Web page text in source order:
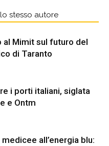
stesso autore
al Mimit sul futuro del
di Taranto
i porti italiani, siglata
e Ontm
all’energia blu: